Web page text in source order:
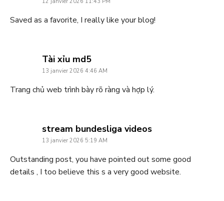
Saved as a favorite, I really like your blog!
Tài xỉu md5says:
13 janvier 2026 4:46 AM
Trang chủ web trình bày rõ ràng và hợp lý.
stream bundesliga videossays:
13 janvier 2026 5:19 AM
Outstanding post, you have pointed out some good
details , I too believe this s a very good website.